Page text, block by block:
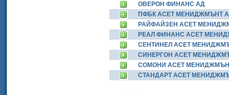
ОВЕРОН ФИНАНС АД
ПФБК АСЕТ МЕНИДЖМЪНТ
РАЙФАЙЗЕН АСЕТ
РЕАЛ ФИНАНС АСЕТ
СЕНТИНЕЛ АСЕТ
СИНЕРГОН АСЕТ
СОМОНИ АСЕТ
СТАНДАРТ АСЕТ